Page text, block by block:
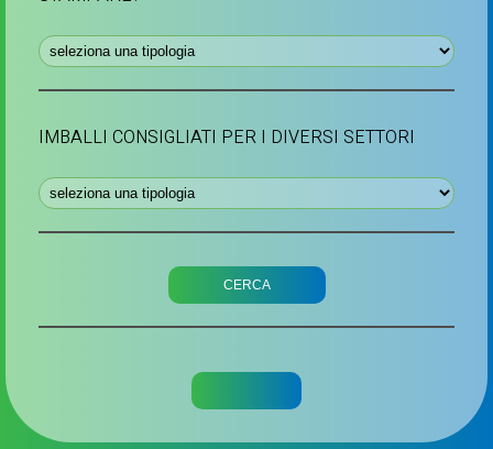
IMBALLI CONSIGLIATI PER I DIVERSI SETTORI